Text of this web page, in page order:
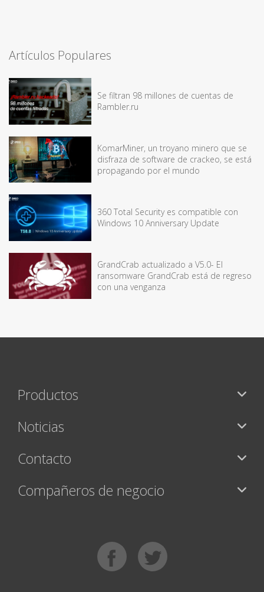
Artículos Populares
Se filtran 98 millones de cuentas de
Rambler.ru
KomarMiner, un troyano minero que se
disfraza de software de crackeo, se está
propagando por el mundo
360 Total Security es compatible con
Windows 10 Anniversary Update
GrandCrab actualizado a V5.0- El
ransomware GrandCrab está de regreso
con una venganza
Productos
Noticias
Contacto
Compañeros de negocio